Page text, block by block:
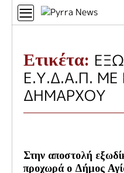
Αναζήτηση
Ετικέτα:
Ε.Υ.Δ.Α.Π.
ΔΗΜΑΡΧΟΥ
Στην αποστολή
προχωρά ο Δήμος